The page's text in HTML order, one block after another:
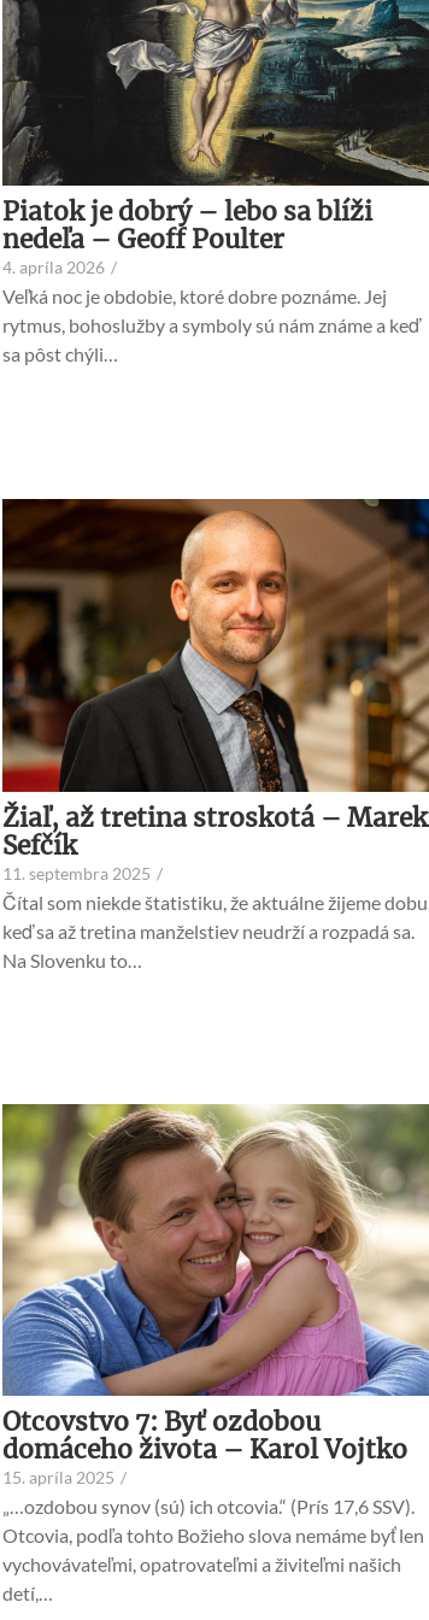
Piatok je dobrý – lebo sa blíži
nedeľa – Geoff Poulter
4. apríla 2026 /
Veľká noc je obdobie, ktoré dobre poznáme. Jej
rytmus, bohoslužby a symboly sú nám známe a keď
sa pôst chýli…
Žiaľ, až tretina stroskotá – Marek
Sefčík
11. septembra 2025 /
Čítal som niekde štatistiku, že aktuálne žijeme dobu,
keď sa až tretina manželstiev neudrží a rozpadá sa.
Na Slovenku to…
Otcovstvo 7: Byť ozdobou
domáceho života – Karol Vojtko
15. apríla 2025 /
„…ozdobou synov (sú) ich otcovia.“ (Prís 17,6 SSV).
Otcovia, podľa tohto Božieho slova nemáme byť len
vychovávateľmi, opatrovateľmi a živiteľmi našich
detí,…